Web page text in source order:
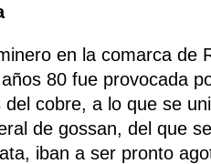
en la comarca de
80 fue provocada
cobre, a lo que se
de gossan, del que se
iban a ser pronto